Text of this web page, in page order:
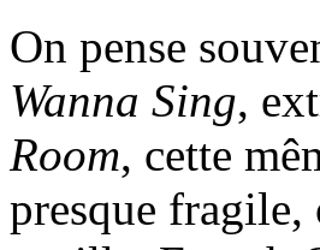
On pense
Wanna Sing,
Room, cette
presque fragile,